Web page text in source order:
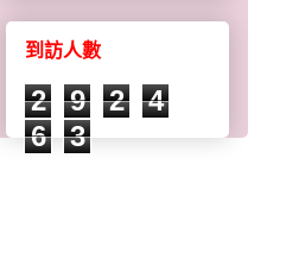
到訪人數
2 9 2
4
6
3